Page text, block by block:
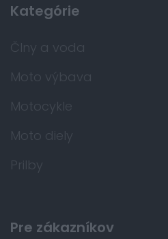
Kategórie
Člny a voda
Moto výbava
Motocykle
Moto diely
Prilby
Pre zákazníkov